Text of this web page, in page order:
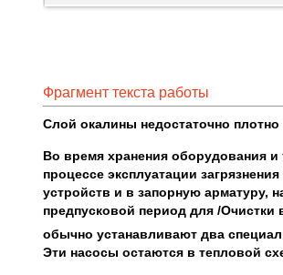
Фрагмент текста работы
Слой окалины недостаточно
Во время хранения оборудования и
процессе эксплуатации
устройств и в запорную арматуру,
предпусковой период для /
обычно устанавливают два
Эти насосы остаются в тепловой